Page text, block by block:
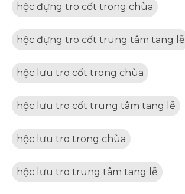
hộc đựng tro cốt trong chùa
hộc đựng tro cốt trung tâm tang lễ
hộc lưu tro cốt trong chùa
hộc lưu tro cốt trung tâm tang lễ
hộc lưu tro trong chùa
hộc lưu tro trung tâm tang lễ